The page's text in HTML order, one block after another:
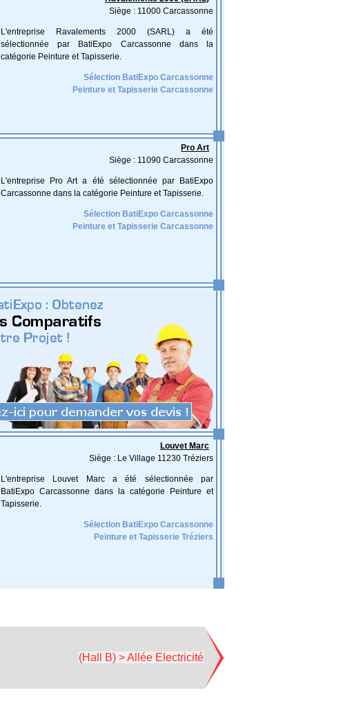
Siège : 11000 Carcassonne
L'entreprise Ravalements 2000 (SARL) a été
sélectionnée par BatiExpo Carcassonne dans la
catégorie Peinture et Tapisserie.
Sélection BatiExpo Carcassonne
Peinture et Tapisserie Carcassonne
Pro Art
Siège : 11090 Carcassonne
L'entreprise Pro Art a été sélectionnée par BatiExpo
Carcassonne dans la catégorie Peinture et Tapisserie.
Sélection BatiExpo Carcassonne
Peinture et Tapisserie Carcassonne
Louvet Marc
Siège : Le Village 11230 Tréziers
L'entreprise Louvet Marc a été sélectionnée par
BatiExpo Carcassonne dans la catégorie Peinture et
Tapisserie.
Sélection BatiExpo Carcassonne
Peinture et Tapisserie Tréziers
(Hall B) > Allée Electricité